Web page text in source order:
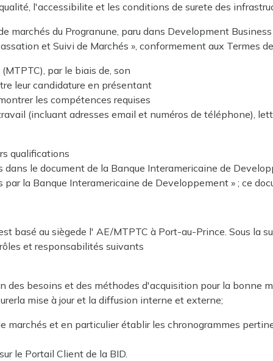
l'accessibilite et les conditions de surete des
marchés du Progranune, paru dans Development
et Suivi de Marchés », conformement aux Termes
par le biais de, son
leur candidature en présentant
les compétences requises
(incluant adresses email et numéros de téléphone),
qualifications
le document de la Banque Interamericaine de
la Banque Interamericaine de Developpement » ; ce
basé au siègede l' AE/MTPTC à Port-au-Prince. Sous la
et responsabilités suivants
besoins et des méthodes d'acquisition pour la bonne
mise à jour et la diffusion interne et externe;
et en particulier établir les chronogrammes
le Portail Client de la BID.